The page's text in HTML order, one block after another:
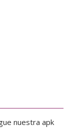
nuestra apk